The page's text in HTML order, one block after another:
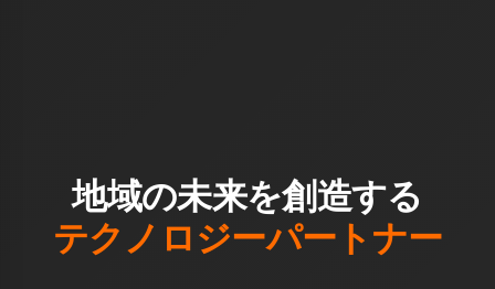
地域の未来を創造する
テクノロジーパートナー